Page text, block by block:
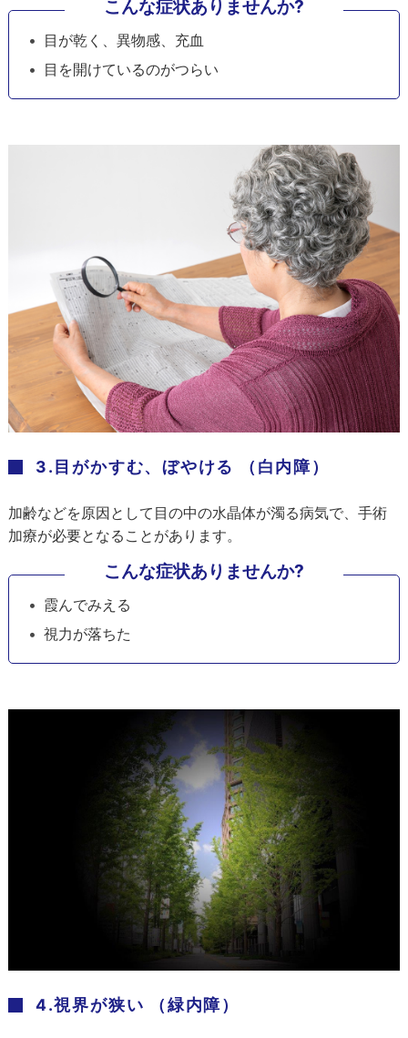
こんな症状ありませんか?
目が乾く、異物感、充血
目を開けているのがつらい
3.目がかすむ、ぼやける （白内障）
加齢などを原因として目の中の水晶体が濁る病気で、手術
加療が必要となることがあります。
こんな症状ありませんか?
霞んでみえる
視力が落ちた
4.視界が狭い （緑内障）